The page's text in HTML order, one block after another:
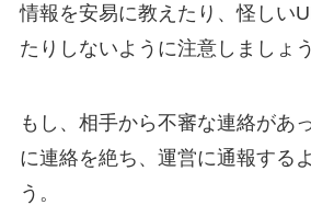
情報を安易に教えたり、怪しい
たりしないように注意しましょう
もし、相手から不審な連絡があ
に連絡を絶ち、運営に通報する
う。